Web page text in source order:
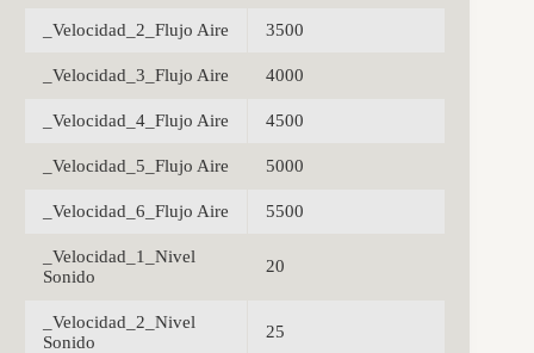
_Velocidad_2_Flujo Aire 3500
_Velocidad_3_Flujo Aire 4000
_Velocidad_4_Flujo Aire 4500
_Velocidad_5_Flujo Aire 5000
_Velocidad_6_Flujo Aire 5500
_Velocidad_1_Nivel
Sonido
20
_Velocidad_2_Nivel
Sonido
25